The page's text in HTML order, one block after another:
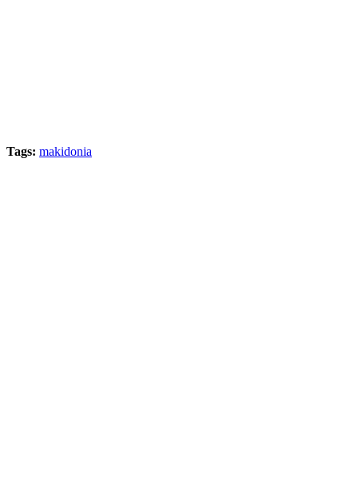
Tags: makidonia